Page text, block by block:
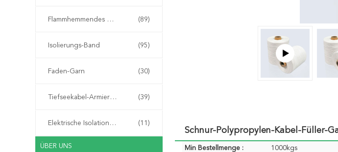
Flammhemmendes Material (89)
Isolierungs-Band (95)
Faden-Garn (30)
Tiefseekabel-Armierungs-Schnur (39)
Elektrische Isolationspapier (11)
ÜBER UNS
Schnur-Polypropylen-Kabel-Füller-
Min Bestellmenge : 1000kgs